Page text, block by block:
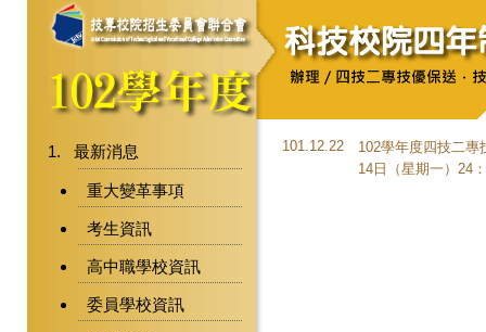
最新消息
重大變革事項
考生資訊
高中職學校資訊
委員學校資訊
101.12.22
102學年度四技二專
14日（星期一）24